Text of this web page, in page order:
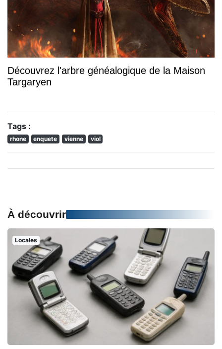
Découvrez l'arbre généalogique de la Maison
Targaryen
Tags :
rhone enquete vienne viol
À découvrir
Locales